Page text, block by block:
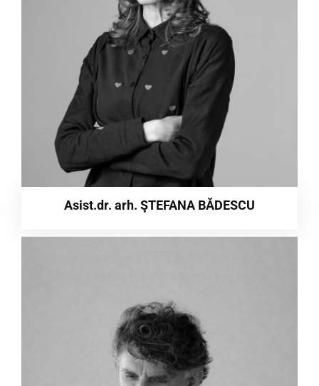
Asist.dr. arh. ŞTEFANA BĂDESCU